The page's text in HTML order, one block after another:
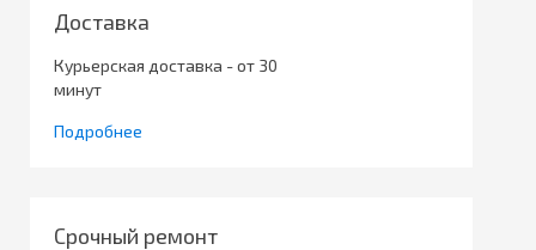
Доставка
Курьерская доставка - от 30
минут
Подробнее
Срочный ремонт